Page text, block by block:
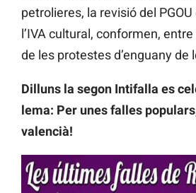
petrolieres, la revisió del
l’IVA cultural, conformen,
de les protestes d’enguany de
Dilluns la segon Intifalla es
lema: Per unes falles
valencià!